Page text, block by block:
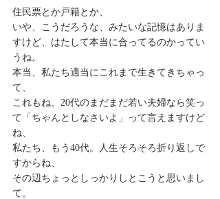
住民票とか戸籍とか、
いや、こうだろうな、みたいな記憶はありま
すけど、はたして本当に合ってるのかってい
うね。
本当、私たち適当にこれまで生きてきちゃっ
て、
これもね、20代のまだまだ若い夫婦なら笑っ
て「ちゃんとしなさいよ」って言えますけど
ね、
私たち、もう40代。人生そろそろ折り返しで
すからね、
その辺ちょっとしっかりしとこうと思いまし
て。